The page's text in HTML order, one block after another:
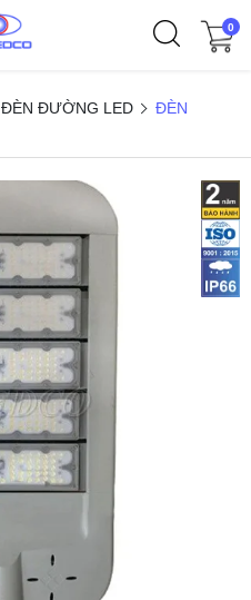
0
ĐÈN ĐƯỜNG LED
ĐÈN